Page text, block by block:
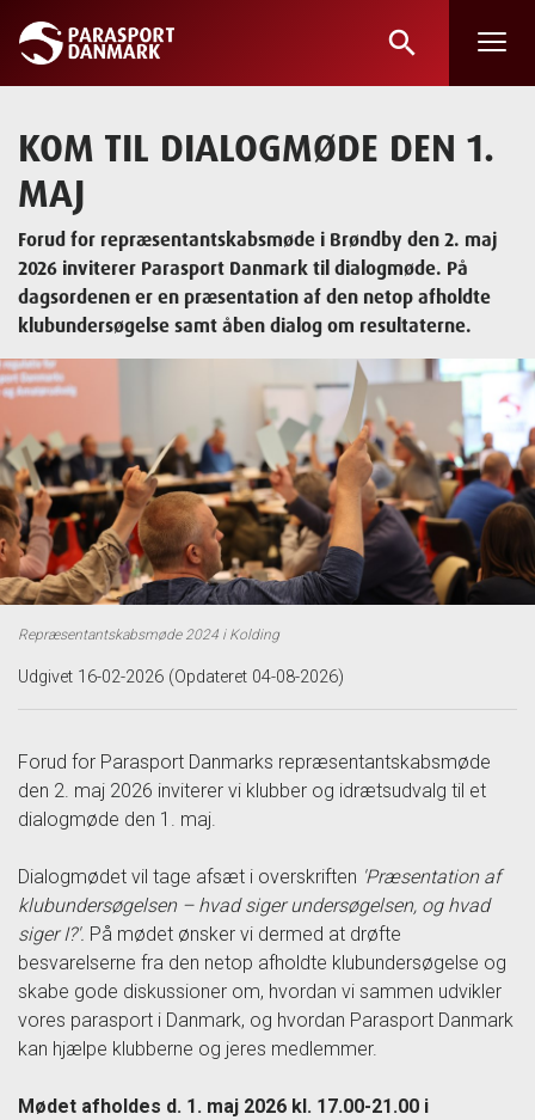
Skip
to
content
search
KOM TIL DIALOGMØDE DEN 1.
MAJ
Forud for repræsentantskabsmøde i Brøndby den 2. maj
2026 inviterer Parasport Danmark til dialogmøde. På
dagsordenen er en præsentation af den netop afholdte
klubundersøgelse samt åben dialog om resultaterne.
Repræsentantskabsmøde 2024 i Kolding
Udgivet 16-02-2026 (Opdateret 04-08-2026)
Forud for Parasport Danmarks repræsentantskabsmøde
den 2. maj 2026 inviterer vi klubber og idrætsudvalg til et
dialogmøde den 1. maj.
Dialogmødet vil tage afsæt i overskriften Præsentation af
klubundersøgelsen – hvad siger undersøgelsen, og hvad
siger I?'. På mødet ønsker vi dermed at drøfte
besvarelserne fra den netop afholdte klubundersøgelse og
skabe gode diskussioner om, hvordan vi sammen udvikler
vores parasport i Danmark, og hvordan Parasport Danmark
kan hjælpe klubberne og jeres medlemmer.
Mødet afholdes d. 1. maj 2026 kl. 17.00-21.00 i